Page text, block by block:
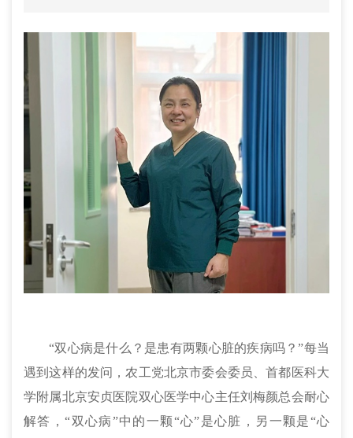
“双心病是什么？是患有两颗心脏的疾病吗？”每当
遇到这样的发问，农工党北京市委会委员、首都医科大
学附属北京安贞医院双心医学中心主任刘梅颜总会耐心
解答，“双心病”中的一颗“心”是心脏，另一颗是“心